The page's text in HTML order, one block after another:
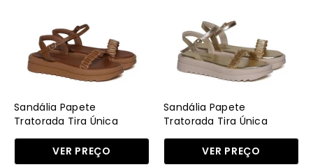
Única
Tramada
-
Castor
SDI-
11674
-
CS
Sandália Papete
Tratorada Tira Única
Tramada - Castor
VER PREÇO
Única
Tramada
-
Ouro
SDI-
11674
-
AU
Sandália Papete
Tratorada Tira Única
Tramada - Ouro
VER PREÇO